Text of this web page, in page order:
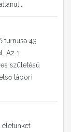
turnusa 43
Az 1.
születésű
tábori
életünket